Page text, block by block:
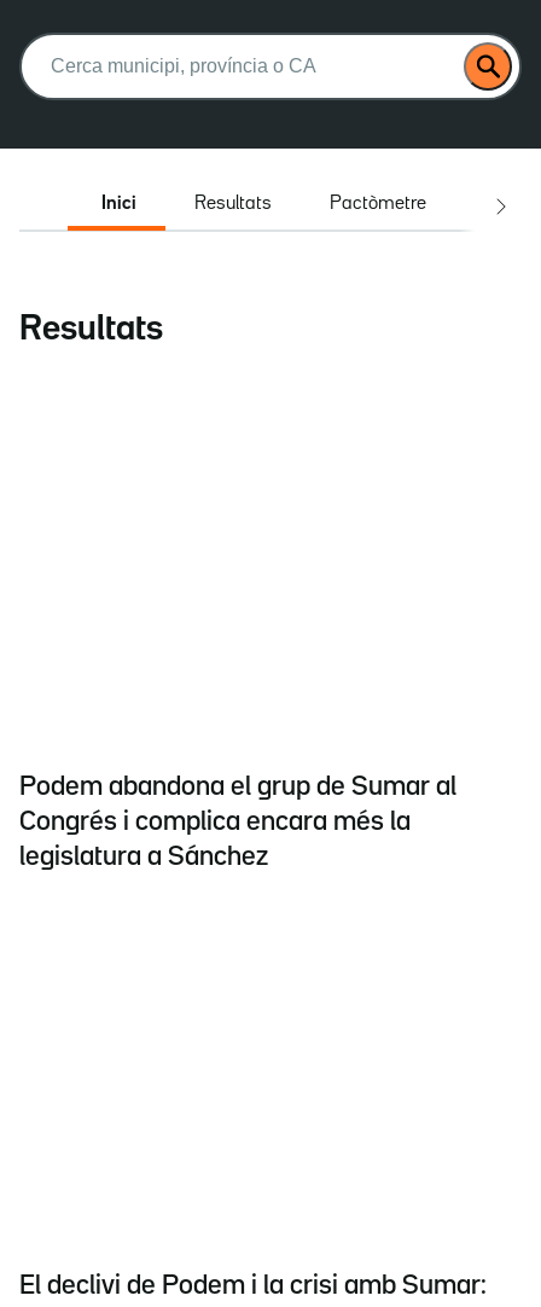
Buscar:
Inici Resultats Pactòmetre
Resultats
Podem abandona el grup de Sumar al
Congrés i complica encara més la
legislatura a Sánchez
El declivi de Podem i la crisi amb Sumar: